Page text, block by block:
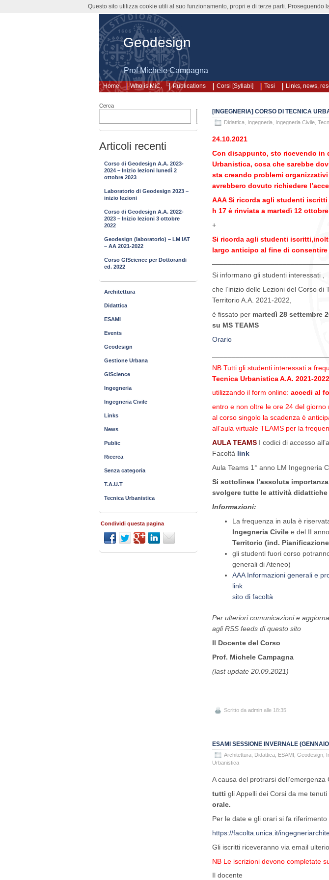
Geodesign
Prof Michele Campagna
Home Who is MiC. Publications Corsi [Syllabi] Tesi Links, news,
[INGEGNERIA] CORSO DI TECNICA
Didattica Ingegneria Ingegneria Civile
24.10.2021
Con disappunto, sto ricevendo in
Urbanistica, cosa che sarebbe
sta creando problemi
avrebbero dovuto richiedere
AAA Si ricorda agli studenti
h 17 è rinviata a martedì 12
+
Si ricorda agli studenti
largo anticipo al fine di consentire
Si informano gli studenti interessati ,
che l’inizio delle Lezioni del Corso di
Territorio A.A. 2021-2022,
è fissato per martedì 28 settembre
su MS TEAMS
Orario
NB Tutti gli studenti interessati a
Tecnica Urbanistica A.A. 2021-2022
utilizzando il form online: accedi al
entro e non oltre le ore 24 del
al corso singolo la scadenza è
all’aula virtuale TEAMS per la
AULA TEAMS I codici di accesso
Facoltà link
Aula Teams 1° anno LM Ingegneria
Si sottolinea l’assoluta
svolgere tutte le attività didattiche
Informazioni:
La frequenza in aula è
Ingegneria Civilee del II
Territorio (ind.
gli studenti fuori corso
generali di Ateneo)
AAA Informazioni generali e
link
sito di facoltà
Per ulteriori comunicazioni e
agli RSS feeds di questo sito
Il Docente del Corso
Prof. Michele Campagna
(last update 20.09.2021)
Scritto da admin alle 18:35
ESAMI SESSIONE INVERNALE
Architettura Didattica ESAMI Geodesign
Urbanistica
A causa del protrarsi dell’emergenza
tutti gli Appelli dei Corsi da me
orale.
Per le date e gli orari si fa
https://facolta.unica.it/
Gli iscritti riceveranno via email
NB Le iscrizioni devono completate
Il docente
Cerca
Cerca
Articoli recenti
Corso di Geodesign A.A. 2023-
2024 – Inizio lezioni lunedì 2
ottobre 2023
Laboratorio di Geodesign 2023 –
inizio lezioni
Corso di Geodesign A.A. 2022-
2023 – Inizio lezioni 3 ottobre
2022
Geodesign (laboratorio) – LM IAT
– AA 2021-2022
Corso GIScience per Dottorandi
ed. 2022
Architettura
Didattica
ESAMI
Events
Geodesign
Gestione Urbana
GIScience
Ingegneria
Ingegneria Civile
Links
News
Public
Ricerca
Senza categoria
T.A.U.T
Tecnica Urbanistica
Condividi questa pagina
Questo sito utilizza cookie utili al suo funzionamento, propri e di terze parti. Proseguendo